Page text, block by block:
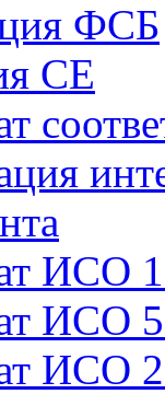
ФСБ
СЕ
ИСО
ИСО
ИСО